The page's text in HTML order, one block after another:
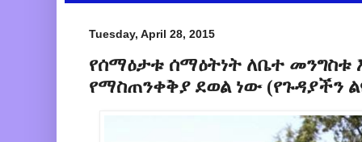
Tuesday, April 28, 2015
የሰማዕታቱ ሰማዕትነት ለቤተ መንግስቱ
የማስጠንቀቅያ ደወል ነው (የጉዳያችን